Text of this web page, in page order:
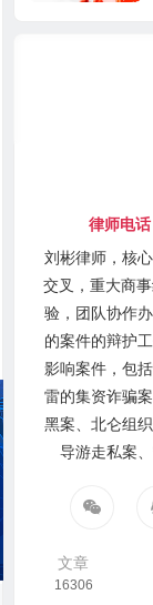
律师电
刘彬律师，核
交叉，重大商
验，团队协作
的案件的辩护
影响案件，包
雷的集资诈骗
黑案、北仑组
导游走私案
文章
16306